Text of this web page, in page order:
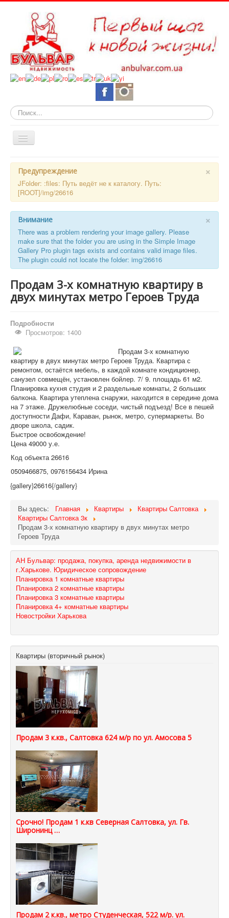
Искать...
Включить/
выключить
О нас
Горящие объекты
Новостройки
Квартиры
Дома и участки
Коммерческая
Аренда
Информация
Дополнительные услуги
Вакансии
×
Предупреждение
JFolder: :files: Путь ведёт не к каталогу. Путь:
[ROOT]/img/26616
×
Внимание
There was a problem rendering your image gallery. Please
make sure that the folder you are using in the Simple Image
Gallery Pro plugin tags exists and contains valid image files.
The plugin could not locate the folder: img/26616
Продам 3-х комнатную квартиру в
двух минутах метро Героев Труда
Подробности
Просмотров: 1400
Продам 3-х комнатную
квартиру в двух минутах метро Героев Труда. Квартира с
ремонтом, остаётся мебель, в каждой комнате кондиционер,
санузел совмещён, установлен бойлер. 7/ 9. площадь 61 м2.
Планировка кухня студия и 2 раздельные комнаты, 2 больших
балкона. Квартира утеплена снаружи, находится в середине дома
на 7 этаже. Дружелюбные соседи, чистый подъезд! Все в пешей
доступности Дафи, Караван, рынок, метро, супермаркеты. Во
дворе школа, садик.
Быстрое освобождение!
Цена 49000 у.е.
Код объекта 26616
0509466875, 0976156434 Ирина
{gallery}26616{/gallery}
Вы здесь: Главная Квартиры
Квартиры Салтовка
Квартиры Салтовка 3к
Продам 3-х комнатную квартиру в двух минутах метро
Героев Труда
АН Бульвар: продажа, покупка, аренда недвижимости в
г.Харькове. Юридическое сопровождение
Планировка 1 комнатные квартиры
Планировка 2 комнатные квартиры
Планировка 3 комнатные квартиры
Планировка 4+ комнатные квартиры
Новостройки Харькова
Квартиры (вторичный рынок)
Продам 3 к.кв., Салтовка 624 м/р по ул. Амосова 5
Срочно! Продам 1 к.кв Северная Салтовка, ул. Гв.
Широнинц …
Продам 2 к.кв., метро Студенческая, 522 м/р. ул.